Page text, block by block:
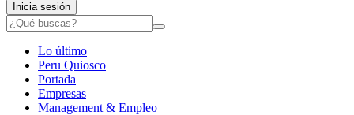
Inicia sesión
Lo último
Peru Quiosco
Portada
Empresas
Management & Empleo